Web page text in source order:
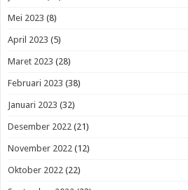
Mei 2023 (8)
April 2023 (5)
Maret 2023 (28)
Februari 2023 (38)
Januari 2023 (32)
Desember 2022(21)
November 2022(12)
Oktober 2022(22)